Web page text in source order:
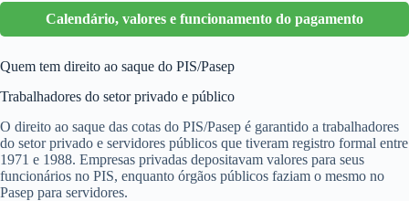
Calendário, valores e funcionamento do pagamento
Quem tem direito ao saque do PIS/Pasep
Trabalhadores do setor privado e público
O direito ao saque das cotas do PIS/Pasep é garantido a trabalhadores
do setor privado e servidores públicos que tiveram registro formal entre
1971 e 1988. Empresas privadas depositavam valores para seus
funcionários no PIS, enquanto órgãos públicos faziam o mesmo no
Pasep para servidores.